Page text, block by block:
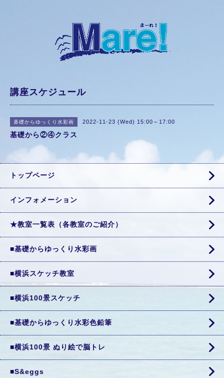
講座スケジュール
基礎からゆっくり水彩画 2022-11-23 (Wed) 15:00～17:00
基礎から②④クラス
トップページ
インフォメーション
★教室一覧表（各教室のご紹介）
■基礎からゆっくり水彩画
■横浜スケッチ教室
■横浜100景スケッチ
■基礎からゆっくり水彩色鉛筆
■横浜100景 ぬり絵で脳トレ
■S&eggs